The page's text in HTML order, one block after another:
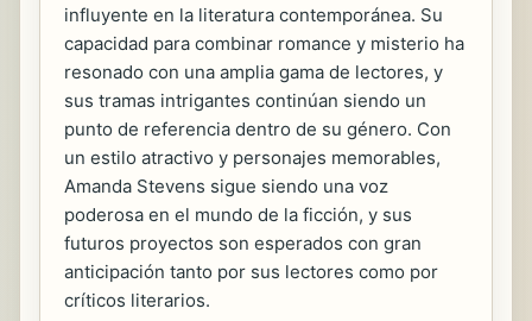
influyente en la literatura contemporánea. Su
capacidad para combinar romance y misterio ha
resonado con una amplia gama de lectores, y
sus tramas intrigantes continúan siendo un
punto de referencia dentro de su género. Con
un estilo atractivo y personajes memorables,
Amanda Stevens sigue siendo una voz
poderosa en el mundo de la ficción, y sus
futuros proyectos son esperados con gran
anticipación tanto por sus lectores como por
críticos literarios.